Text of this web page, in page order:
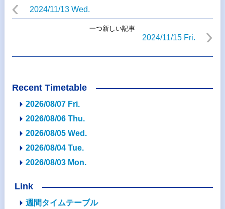
2024/11/13 Wed.
一つ新しい記事
2024/11/15 Fri.
Recent Timetable
2026/08/07 Fri.
2026/08/06 Thu.
2026/08/05 Wed.
2026/08/04 Tue.
2026/08/03 Mon.
Link
週間タイムテーブル